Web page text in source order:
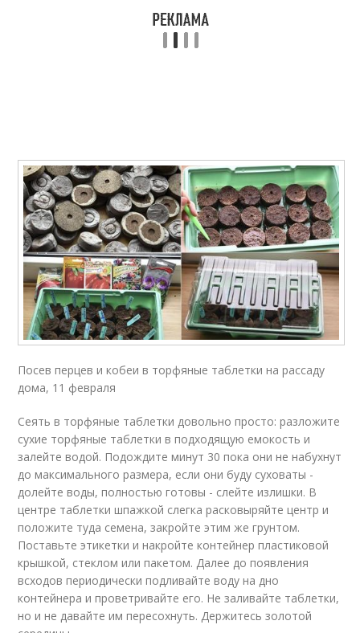
Посев перцев и кобеи в торфяные таблетки на рассаду
дома, 11 февраля
Сеять в торфяные таблетки довольно просто: разложите
сухие торфяные таблетки в подходящую емокость и
залейте водой. Подождите минут 30 пока они не набухнут
до максимального размера, если они буду суховаты -
долейте воды, полностью готовы - слейте излишки. В
центре таблетки шпажкой слегка расковыряйте центр и
положите туда семена, закройте этим же грунтом.
Поставьте этикетки и накройте контейнер пластиковой
крышкой, стеклом или пакетом. Далее до появления
всходов периодически подливайте воду на дно
контейнера и проветривайте его. Не заливайте таблетки,
но и не давайте им пересохнуть. Держитесь золотой